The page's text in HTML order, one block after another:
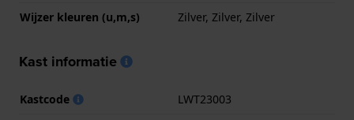
Wijzer kleuren (u,m,s)
Zilver, Zilver, Zilver
Kast informatie
Kastcode
LWT23003